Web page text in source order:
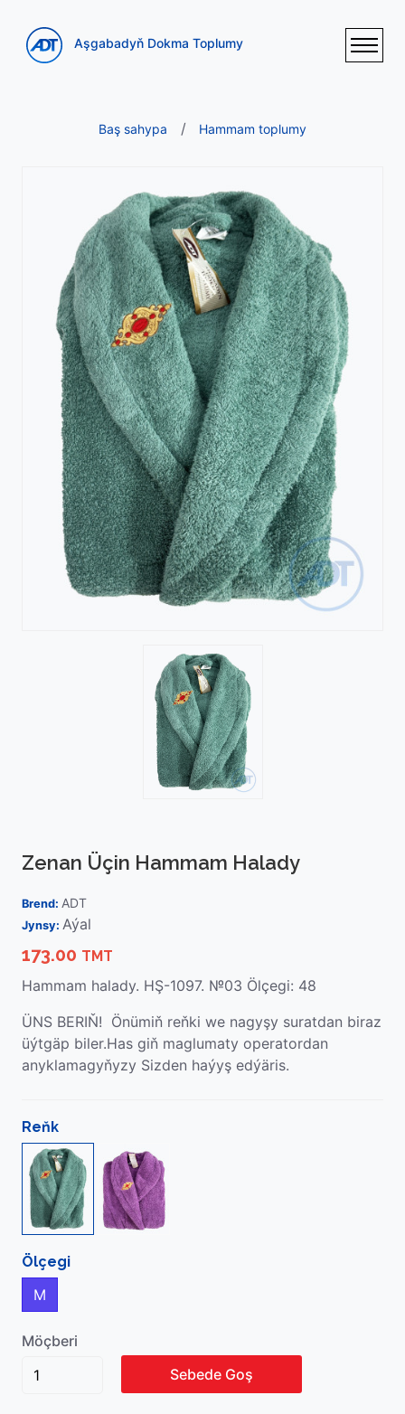
Aşgabadyň Dokma Toplumy
Baş sahypa Hammam toplumy
Zenan Üçin Hammam Halady
Brend: ADT
Jynsy: Aýal
173.00 TMT
Hammam halady. HŞ-1097. №03 Ölçegi: 48
ÜNS BERIŇ! Önümiň reňki we nagyşy suratdan biraz
üýtgäp biler.Has giň maglumaty operatordan
anyklamagyňyzy Sizden haýyş edýäris.
Reňk
Ölçegi
M
Möçberi
Sebede Goş